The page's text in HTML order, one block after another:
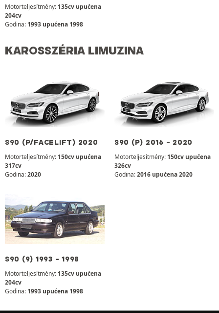
Motorteljesítmény: 135cv upućena
204cv
Godina: 1993 upućena 1998
KAROSSZÉRIA LIMUZINA
S90 (P/FACELIFT) 2020
Motorteljesítmény: 150cv upućena
317cv
Godina:2020
S90 (P) 2016 - 2020
Motorteljesítmény: 150cv upućena
326cv
Godina:2016 upućena 2020
S90 (9) 1993 - 1998
Motorteljesítmény: 135cv upućena
204cv
Godina: 1993 upućena 1998